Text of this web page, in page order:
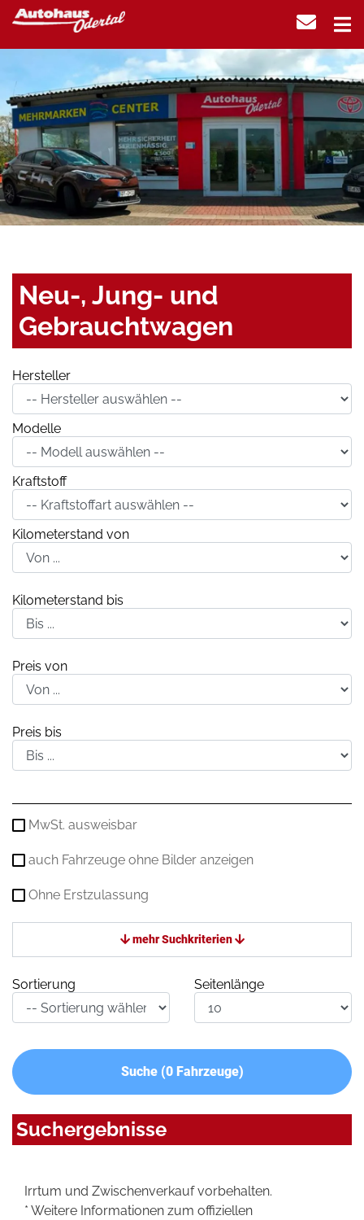
Neu-, Jung- und
Gebrauchtwagen
Hersteller
Modelle
Kraftstoff
Kilometerstand von
Kilometerstand bis
Preis von
Preis bis
MwSt. ausweisbar
auch Fahrzeuge ohne Bilder anzeigen
Ohne Erstzulassung
mehr Suchkriterien
Sortierung Seitenlänge
Suche (0Fahrzeuge)
Suchergebnisse
Irrtum und Zwischenverkauf vorbehalten.
* Weitere Informationen zum offiziellen